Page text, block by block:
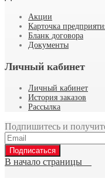
Акции
Карточка
Бланк договора
Документы
Личный кабинет
Личный кабинет
История заказов
Рассылка
Подпишитесь и
Подписаться
В начало страницы